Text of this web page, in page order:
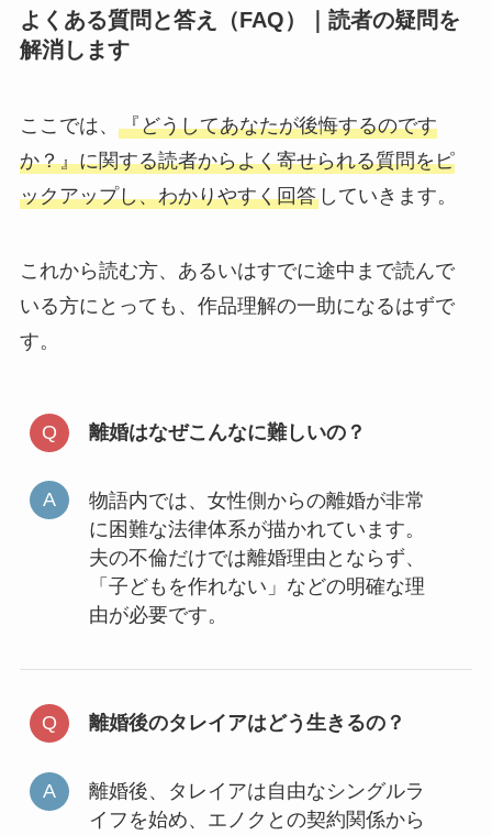
よくある質問と答え（FAQ）｜読者の疑問を
解消します
ここでは、 『どうしてあなたが後悔するのです
か？』に関する読者からよく寄せられる質問をピ
ックアップし、わかりやすく回答していきます。
これから読む方、あるいはすでに途中まで読んで
いる方にとっても、作品理解の一助になるはずで
す。
離婚はなぜこんなに難しいの？
物語内では、女性側からの離婚が非常
に困難な法律体系が描かれています。
夫の不倫だけでは離婚理由とならず、
「子どもを作れない」などの明確な理
由が必要です。
離婚後のタレイアはどう生きるの？
離婚後、タレイアは自由なシングルラ
イフを始め、エノクとの契約関係から